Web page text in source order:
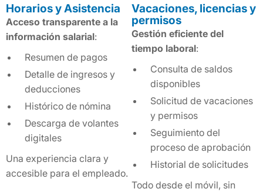
Horarios y Asistencia
Acceso transparente a la
información salarial:
Resumen de pagos
Detalle de ingresos y
deducciones
Histórico de nómina
Descarga de volantes
digitales
Una experiencia clara y
accesible para el empleado.
Vacaciones, licencias y
permisos
Gestión eficiente del
tiempo laboral:
Consulta de saldos
disponibles
Solicitud de vacaciones
y permisos
Seguimiento del
proceso de aprobación
Historial de solicitudes
Todo desde el móvil, sin